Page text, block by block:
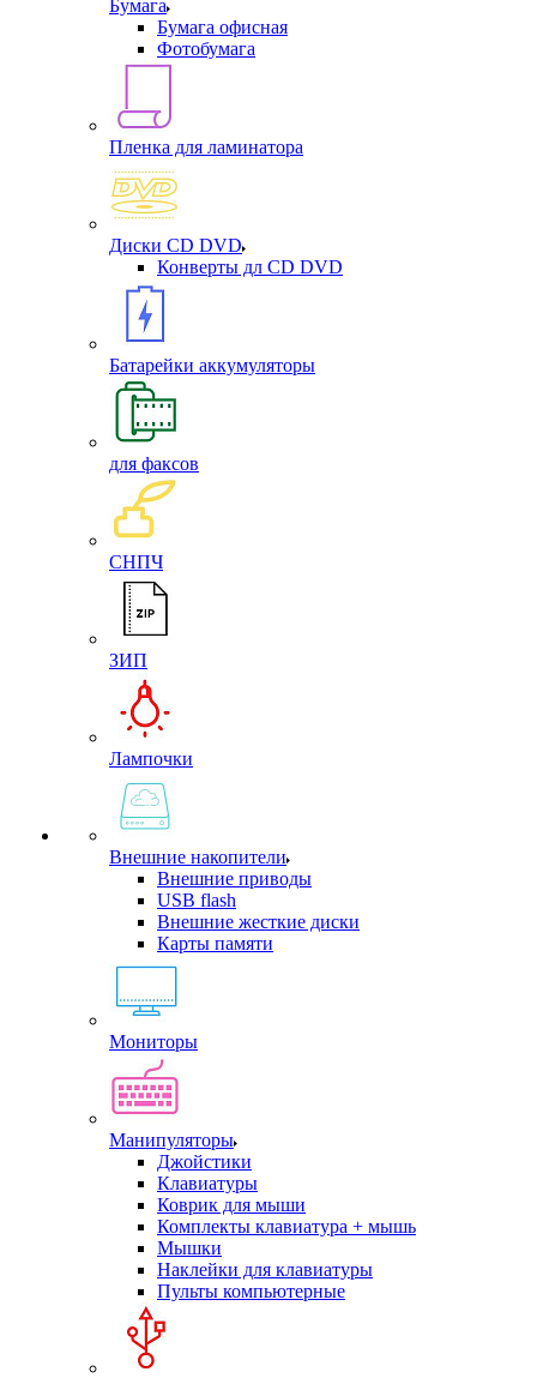
Бумага
Бумага офисная
Фотобумага
Пленка для ламинатора
Диски CD DVD
Конверты дл CD DVD
Батарейки аккумуляторы
для факсов
СНПЧ
ЗИП
Лампочки
Внешние накопители
Внешние приводы
USB flash
Внешние жесткие диски
Карты памяти
Мониторы
Манипуляторы
Джойстики
Клавиатуры
Коврик для мыши
Комплекты клавиатура + мышь
Мышки
Наклейки для клавиатуры
Пульты компьютерные